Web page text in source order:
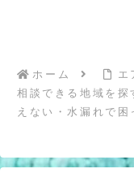
ホーム
エ
相談できる地域を探
えない・水漏れで困